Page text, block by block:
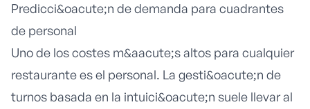
Predicci&oacute;n de demanda para cuadrantes
de personal
Uno de los costes m&aacute;s altos para cualquier
restaurante es el personal. La gesti&oacute;n de
turnos basada en la intuici&oacute;n suele llevar al